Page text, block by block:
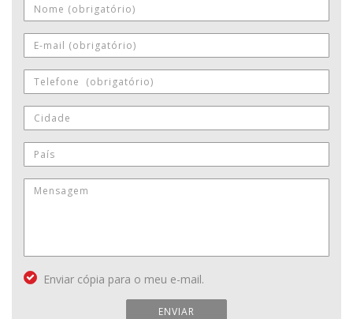
Enviar cópia para o meu e-mail.
ENVIAR